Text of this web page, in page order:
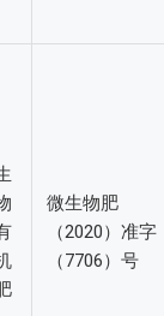
微生物肥
（2020）准字
（7706）号